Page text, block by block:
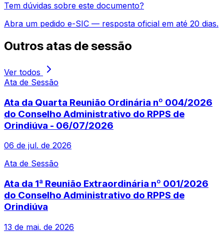
Tem dúvidas sobre este documento?
Abra um pedido e-SIC — resposta oficial em até 20 dias.
Outros atas de sessão
Ver todos
Ata de Sessão
Ata da Quarta Reunião Ordinária nº 004/2026
do Conselho Administrativo do RPPS de
Orindiúva - 06/07/2026
06 de jul. de 2026
Ata de Sessão
Ata da 1ª Reunião Extraordinária nº 001/2026
do Conselho Administrativo do RPPS de
Orindiúva
13 de mai. de 2026